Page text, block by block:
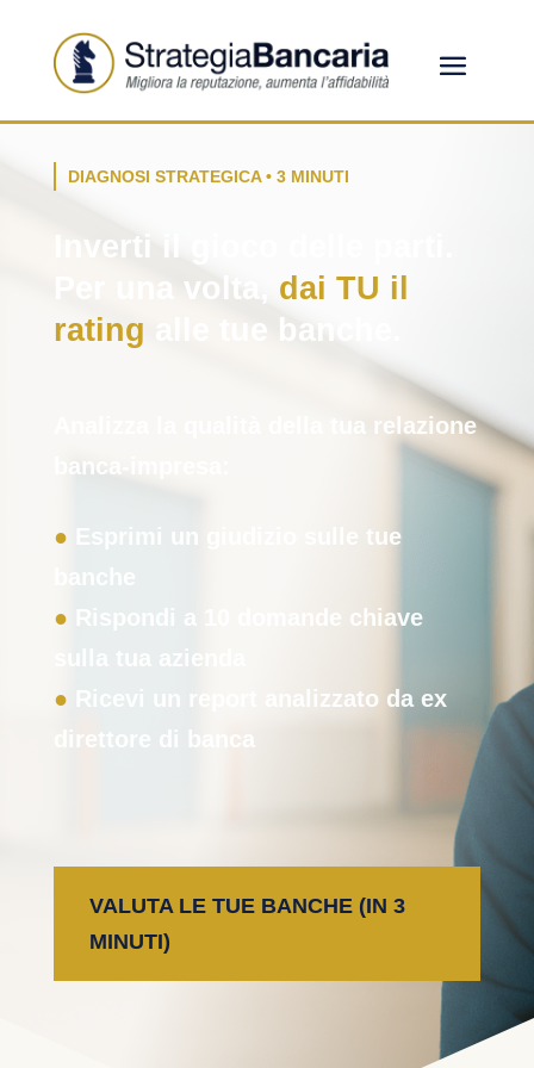
DIAGNOSI STRATEGICA • 3 MINUTI
Inverti il gioco delle parti.
Per una volta,
dai TU il
rating alle tue banche.
Analizza la qualità della tua relazione
banca-impresa:
● Esprimi un giudizio sulle tue
● Rispondi a 10 domande chiave
● Ricevi un report analizzato da ex
direttore di banca
VALUTA LE TUE BANCHE (IN 3
MINUTI)